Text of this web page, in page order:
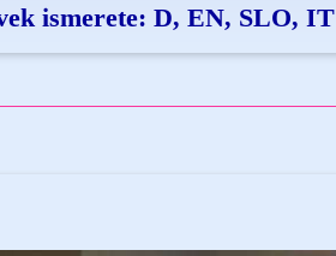
ismerete: D, EN, SLO, IT